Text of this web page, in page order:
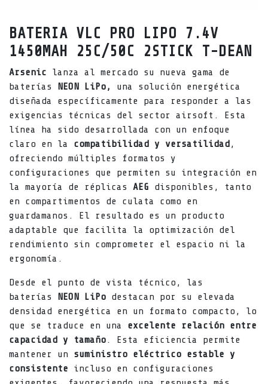
BATERIA VLC PRO LIPO 7.4V
1450MAH 25C/50C 2STICK T-DEAN
Arsenic lanza al mercado su nueva gama de
baterías
NEON LiPo,
una solución energética
diseñada específicamente para responder a las
exigencias técnicas del sector airsoft. Esta
línea ha sido desarrollada con un enfoque
claro en la compatibilidad y versatilidad,
ofreciendo múltiples formatos y
configuraciones que permiten su integración en
la mayoría de réplicas AEG disponibles, tanto
en compartimentos de culata como en
guardamanos. El resultado es un producto
adaptable que facilita la optimización del
rendimiento sin comprometer el espacio ni la
ergonomía.
Desde el punto de vista técnico, las
baterías
NEON LiPo destacan por su elevada
densidad energética en un formato compacto, lo
que se traduce en una excelente relación entre
capacidad y tamaño. Esta eficiencia permite
mantener un suministro eléctrico estable y
consistente incluso en configuraciones